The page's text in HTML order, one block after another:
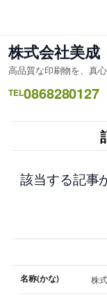
を
ス
キ
ッ
株式会社美成
高品質な印刷物を、真
TEL0868280127
該当する記事
名称(かな) 株